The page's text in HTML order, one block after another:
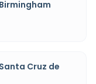
Cruz de